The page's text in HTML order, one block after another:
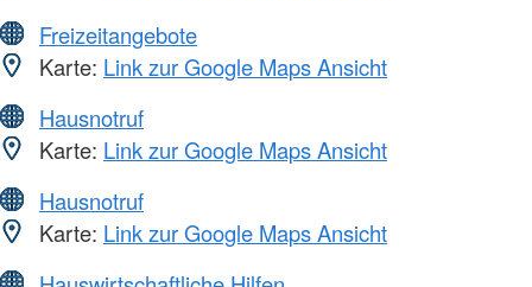
Freizeitangebote
Karte: Link zur Google Maps Ansicht
Hausnotruf
Karte: Link zur Google Maps Ansicht
Hausnotruf
Karte: Link zur Google Maps Ansicht